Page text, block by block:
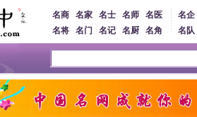
名商 名家 名士 名师
名医
名将
名门 名记 名厨 名角
名企
名队